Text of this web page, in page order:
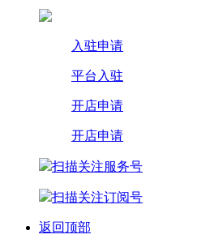
入驻申请
平台入驻
开店申请
开店申请
扫描关注服务号
扫描关注订阅号
返回顶部